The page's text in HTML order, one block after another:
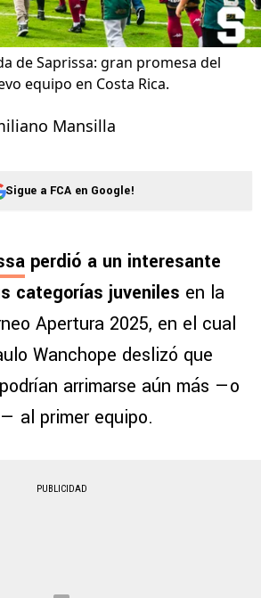
de Saprissa: gran promesa del
equipo en Costa Rica.
Mansilla
Sigue a FCA en Google!
perdió a un interesante
categorías juveniles en la
Apertura 2025, en el cual
Wanchope deslizó que
arrimarse aún más —o
al primer equipo.
PUBLICIDAD